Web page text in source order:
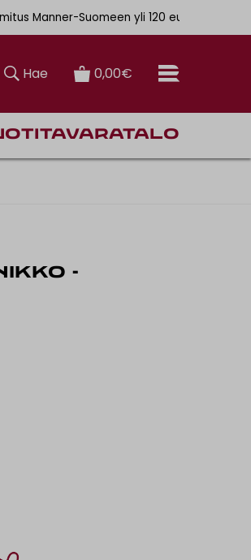
Manner-Suomeen yli 120 euron tilauksiin
Hae 0,00€
-